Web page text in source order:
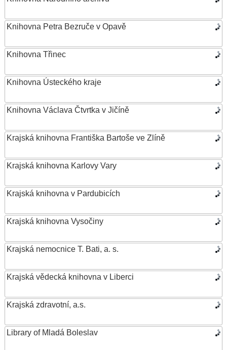
Knihovna Petra Bezruče v Opavě
Knihovna Třinec
Knihovna Ústeckého kraje
Knihovna Václava Čtvrtka v Jičíně
Krajská knihovna Františka Bartoše ve Zlíně
Krajská knihovna Karlovy Vary
Krajská knihovna v Pardubicích
Krajská knihovna Vysočiny
Krajská nemocnice T. Bati, a. s.
Krajská vědecká knihovna v Liberci
Krajská zdravotní, a.s.
Library of Mladá Boleslav